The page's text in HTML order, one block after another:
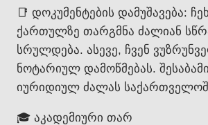
📑 დოკუმენტების დამუშავება:
ქართულზე თარგმნა ძალიან
სრულდება. ასევე, ჩვენ
ნოტარიულ დამოწმებას.
იურიდიულ ძალას
🎓 აკადემიური თარ